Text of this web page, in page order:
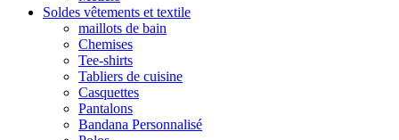
Soldes vêtements et textile
maillots de bain
Chemises
Tee-shirts
Tabliers de cuisine
Casquettes
Pantalons
Bandana Personnalisé